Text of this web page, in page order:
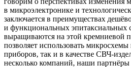
в микроэлектронике и
заключается в преимуществах
и функциональных эпитаксиальных
выращиваются на этой кремниевой
позволяет использовать
приборов, так и в качестве СВЧ-
несколько компаний, наши